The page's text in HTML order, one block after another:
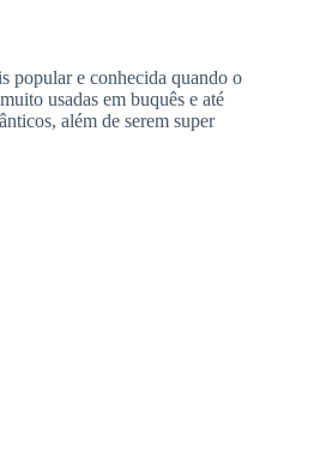
popular e conhecida quando o
usadas em buquês e até
além de serem super